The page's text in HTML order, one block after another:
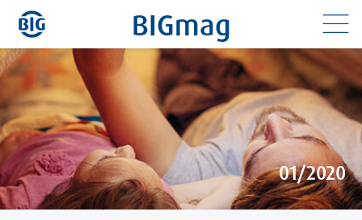
zum
Inhalt
BIGmag
01/2020